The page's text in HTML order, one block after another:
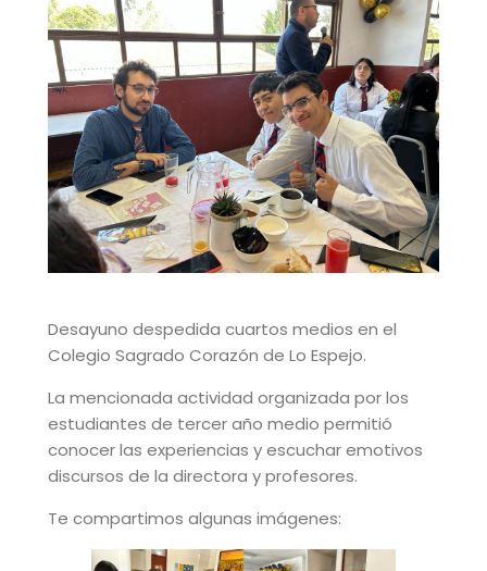
Desayuno despedida cuartos medios en el
Colegio Sagrado Corazón de Lo Espejo.
La mencionada actividad organizada por los
estudiantes de tercer año medio permitió
conocer las experiencias y escuchar emotivos
discursos de la directora y profesores.
Te compartimos algunas imágenes: